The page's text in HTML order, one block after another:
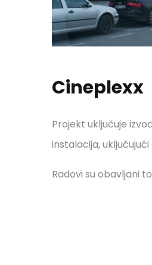
Cineplexx
Projekt uključuje
instalacija,
Radovi su obavljani